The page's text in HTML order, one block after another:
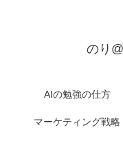
のり
AIの勉強の仕方
マーケティング戦略